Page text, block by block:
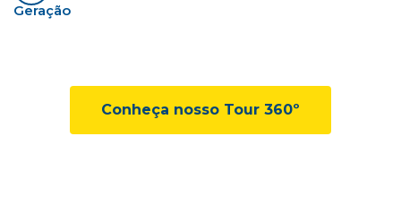
Geração
Conheça nosso Tour 360º